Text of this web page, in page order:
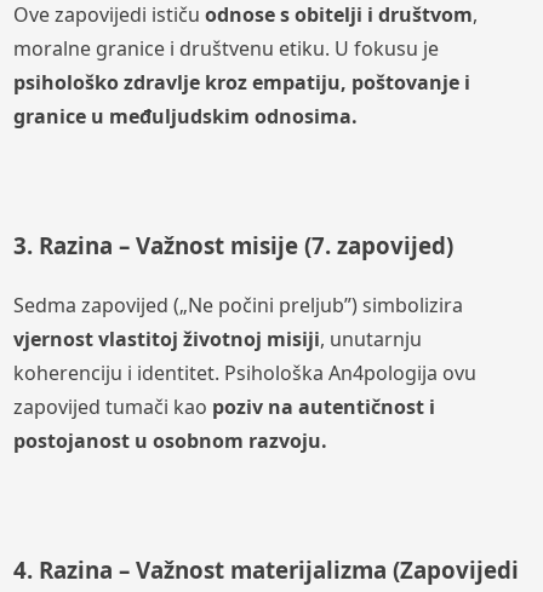
Ove zapovijedi ističu odnose s obitelji i društvom,
moralne granice i društvenu etiku. U fokusu je
psihološko zdravlje kroz empatiju, poštovanje i
granice u međuljudskim odnosima.
3. Razina – Važnost misije (7. zapovijed)
Sedma zapovijed („Ne počini preljub”) simbolizira
vjernost vlastitoj životnoj misiji, unutarnju
koherenciju i identitet. Psihološka An4pologija ovu
zapovijed tumači kao poziv na autentičnost i
postojanost u osobnom razvoju.
4. Razina – Važnost materijalizma (Zapovijedi